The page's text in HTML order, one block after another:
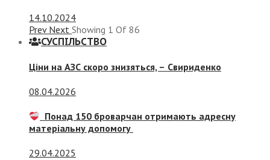
14.10.2024
Prev Next Showing 1 Of 86
СУСПIЛЬСТВО
Ціни на АЗС скоро знизяться, – Свириденко
08.04.2026
Понад 150 броварчан отримають адресну
матеріальну допомогу
29.04.2025